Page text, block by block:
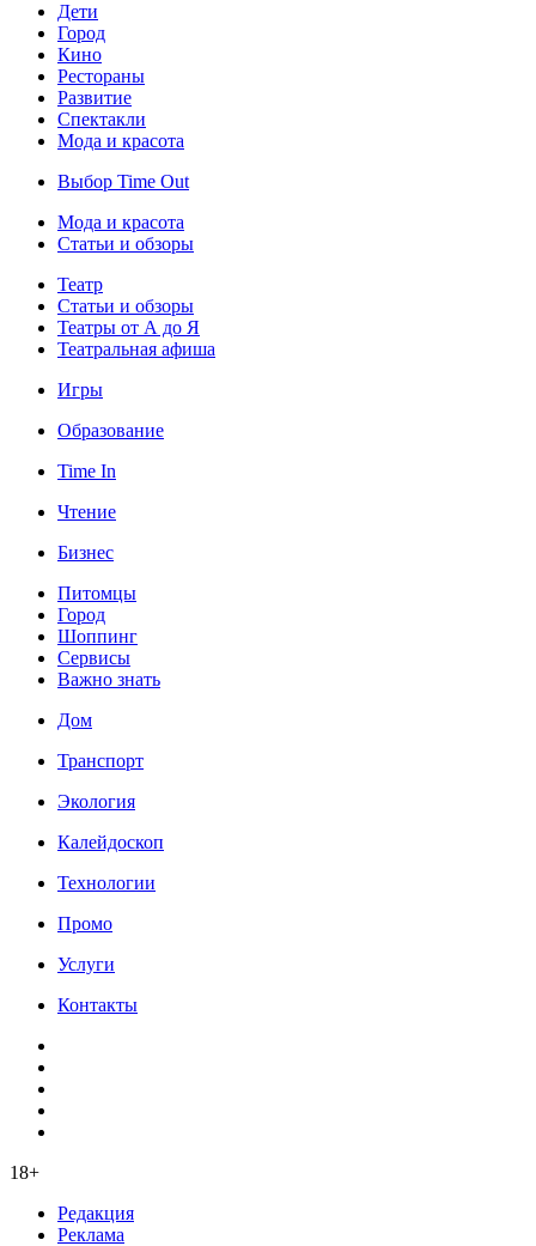
Дети
Город
Кино
Рестораны
Развитие
Спектакли
Мода и красота
Выбор Time Out
Мода и красота
Статьи и обзоры
Театр
Статьи и обзоры
Театры от А до Я
Театральная афиша
Игры
Образование
Time In
Чтение
Бизнес
Питомцы
Город
Шоппинг
Сервисы
Важно знать
Дом
Транспорт
Экология
Калейдоскоп
Технологии
Промо
Услуги
Контакты
18+
Редакция
Реклама